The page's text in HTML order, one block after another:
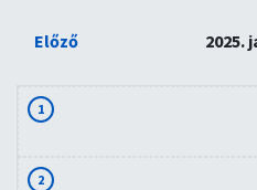
Előző 2025.
1
2